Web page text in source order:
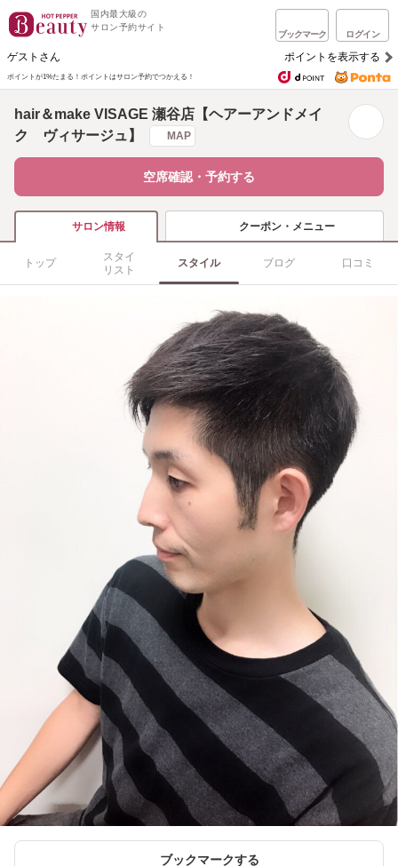
国内最大級の
サロン予約サイト
ブックマーク ログイン
ゲストさん ポイントを表示する
ポイントが1%たまる！ ポイントはサロン予約でつかえる！
hair＆make VISAGE 瀬谷店【ヘアーアンドメイ
ク ヴィサージュ】
MAP
空席確認・予約する
サロン情報 クーポン・メニュー
トップ
スタイ
リスト
スタイル ブログ 口コミ
ブックマークする